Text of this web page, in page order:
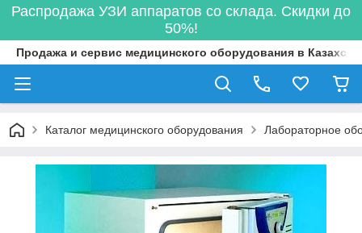
Распродажа УЗИ аппаратов со склада. Скидки до
50%!
Продажа и сервис медицинского оборудования в
Каталог медицинского оборудования Лабораторное